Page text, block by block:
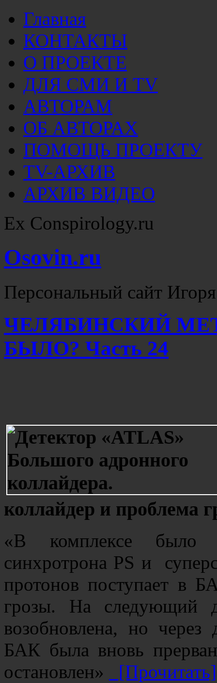
Главная
КОНТАКТЫ
О ПРОЕКТЕ
ДЛЯ СМИ И TV
АВТОРАМ
ОБ АВТОРАХ
ПОМОЩЬ ПРОЕКТУ
TV-АРХИВ
АРХИВ ВИДЕО
Ex Conspirology.ru
Osovin.ru
Персональный сайт
ЧЕЛЯБИНСКИЙ
БЫЛО? Часть 24
коллайдер и проблема
«В комплексе было
синхротрона PS и
протонов поступает в
грозы. На следующий
возобновлена, но через
БАК была вновь
остановлен»
[Прочитать]